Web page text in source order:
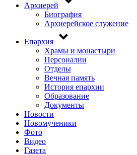
Архиерей
Биография
Архиерейское служение
Епархия
Храмы и монастыри
Персоналии
Отделы
Вечная память
История епархии
Образование
Документы
Новости
Новомученики
Фото
Видео
Газета